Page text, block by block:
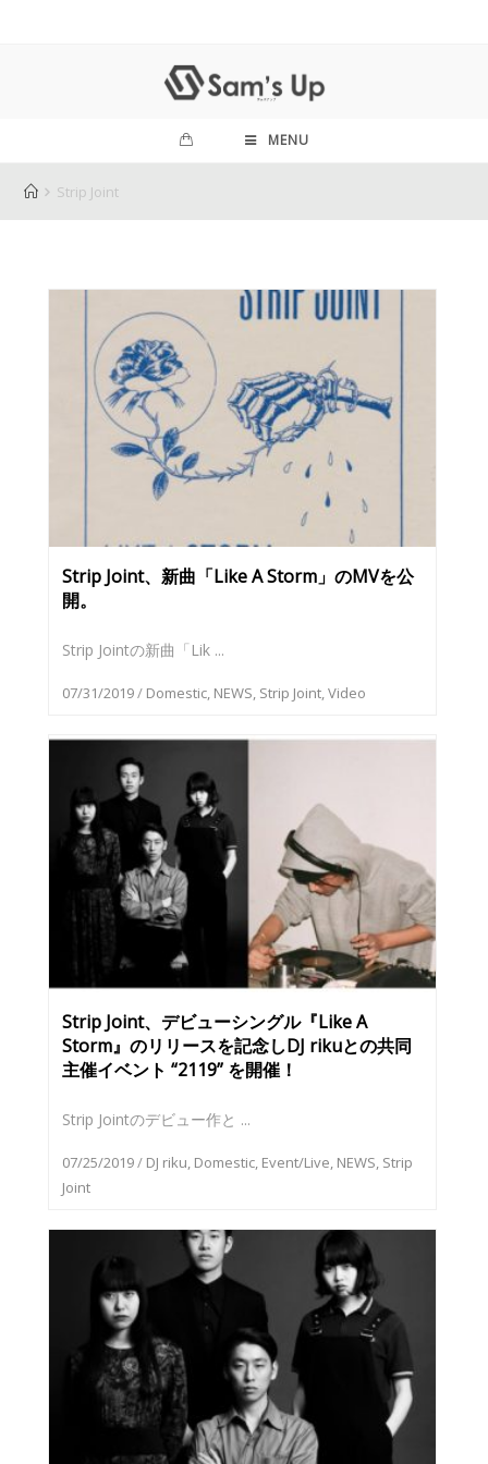
MENU
Strip Joint
Strip Joint、新曲「Like A Storm」のMVを公
開。
Strip Jointの新曲「Lik ...
07/31/2019/ Domestic, NEWS, Strip Joint,Video
Strip Joint、デビューシングル『Like A
Storm』のリリースを記念しDJ rikuとの共同
主催イベント “2119” を開催！
Strip Jointのデビュー作と ...
07/25/2019/ DJ riku, Domestic, Event/Live, NEWS, Strip
Joint